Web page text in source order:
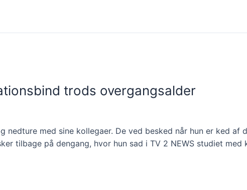
trods overgangsalder
med sine kollegaer. De ved besked når hun er ked af
tilbage på dengang, hvor hun sad i TV 2 NEWS studiet med